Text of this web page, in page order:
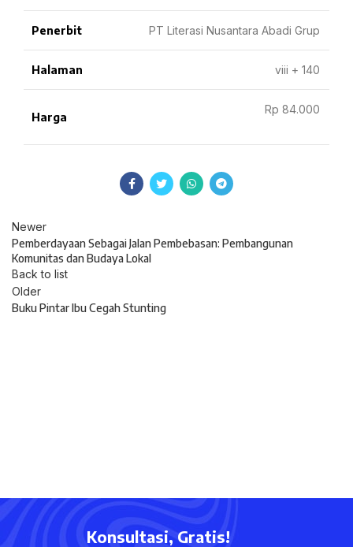
Penerbit PT Literasi Nusantara Abadi Grup
Halaman viii + 140
Harga
Rp 84.000
Newer
Pemberdayaan Sebagai Jalan Pembebasan: Pembangunan
Komunitas dan Budaya Lokal
Back to list
Older
Buku Pintar Ibu Cegah Stunting
Konsultasi, Gratis!